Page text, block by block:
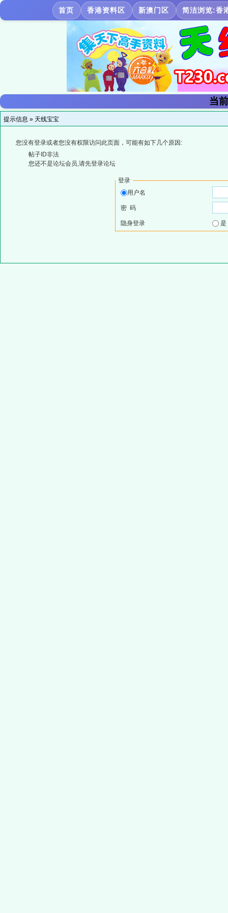
首页 香港资料区 新澳门区 简洁浏览:香
当
提示信息 » 天线宝宝
您没有登录或者您没有权限访问此页面，可能有如下几个原因:
帖子ID非法
您还不是论坛会员,请先登录论坛
登录
用户名
密 码
隐身登录